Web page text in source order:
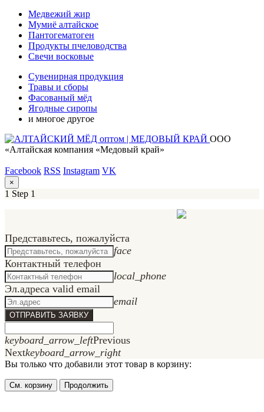
Медвежий жир
Мумиё алтайское
Пантогематоген
Продукты пчеловодства
Свечи восковые
Сувенирная продукция
Травы и сборы
Фасованый мёд
Ягодные сиропы
и многое другое
ООО
«Алтайская компания «Медовый край»
Facebook RSS Instagram VK
×
1 Step 1
Представьтесь, пожалуйста
face
Контактный телефон
local_phone
Эл.адресa valid email
email
ОТПРАВИТЬ ЗАЯВКУ
keyboard_arrow_leftPrevious
Nextkeyboard_arrow_right
Вы только что добавили этот товар в корзину:
См. корзину Продолжить